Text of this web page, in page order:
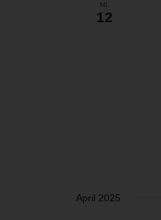
MI.
12
April 2025